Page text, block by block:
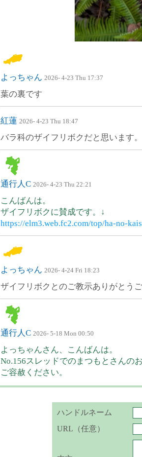
よっちゃん 2026- 4-23 Thu 17:37
葉の裏です
紅蓮 2026- 4-23 Thu 18:47
バラ科のザイフリボクだと思います。
通行人C 2026- 4-23 Thu 22:21
こんばんは。
ザイフリボクに賛成です。↓
https://elm3.web.fc2.com/top/ha-no-
よっちゃん 2026- 4-24 Fri 18:23
ザイフリボクとのご教示ありがとうご
通行人C 2026- 5-18 Mon 00:50
よっちゃんさん、こんばんは。
No.156スレッドでのまつもとさんの
ご容赦ください。
ハンドルネーム
URL（任意）